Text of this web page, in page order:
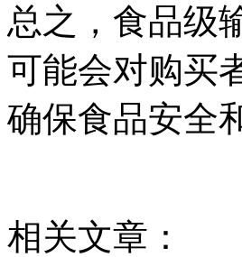
总之，食品级
可能会对购买
确保食品安全
相关文章：